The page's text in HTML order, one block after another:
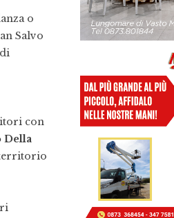
o
Salvo
con
Della
territorio